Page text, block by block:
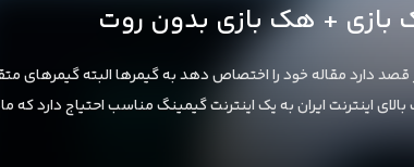
بازی + هک بازی بدون روت
قصد دارد مقاله خود را اختصاص دهد به گیمرها البته
اینترنت ایران به یک اینترنت گیمینگ مناسب احتیاج دارد که